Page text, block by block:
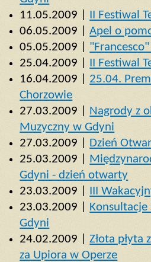
11.05.2009 | II Festiwal
06.05.2009 |Apel o
05.05.2009 |
25.04.2009 | II Festiwal
16.04.2009 | 25.04.
Chorzowie
27.03.2009 | Nagrody z
Muzyczny w Gdyni
27.03.2009 | Dzień
25.03.2009 |
Gdyni - dzień otwarty
23.03.2009 | III
23.03.2009 | Konsultacje
Gdyni
24.02.2009 |Złota
za Upiora w Operze